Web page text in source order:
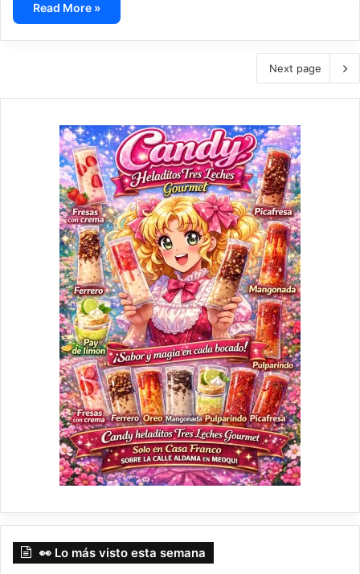
Read More »
Next page
👀 Lo más visto esta semana